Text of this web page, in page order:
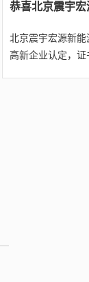
北京震宇宏源新
高新企业认定，证